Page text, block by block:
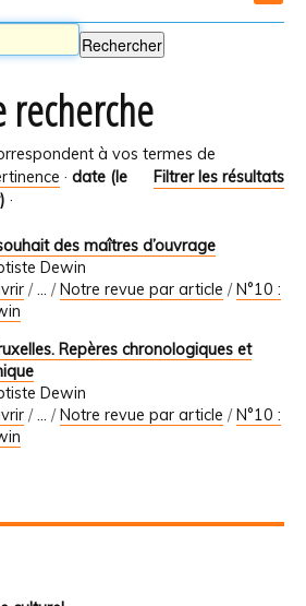
recherche
à vos termes de
Filtrer les résultats
· date (le
·
des maîtres d’ouvrage
Dewin
/… /Notre revue par article /N°10 :
Repères chronologiques et
Dewin
/… /Notre revue par article /N°10 :